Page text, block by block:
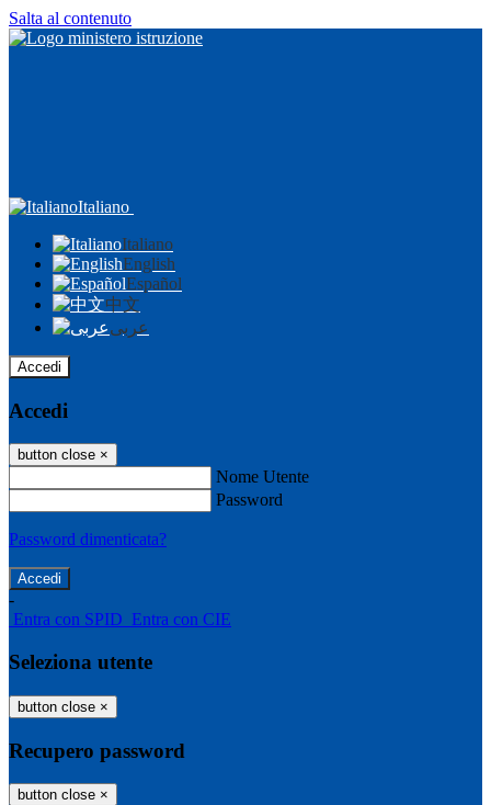
Salta al contenuto
Italiano
Italiano
English
Español
中文
عربى
Accedi
Accedi
button close ×
Nome Utente
Password
Password dimenticata?
-
Entra con SPID Entra con CIE
Seleziona utente
button close ×
Recupero password
button close ×